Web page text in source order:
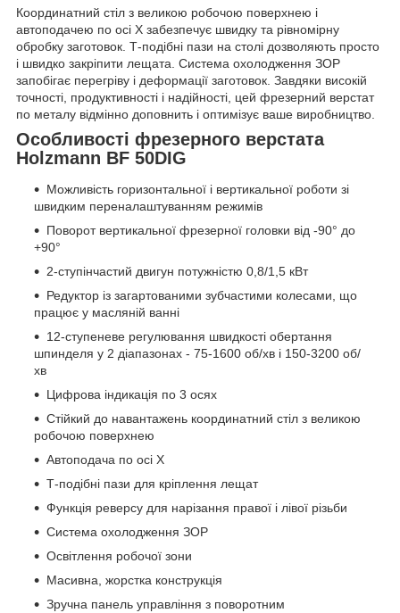
Координатний стіл з великою робочою поверхнею і
автоподачею по осі Х забезпечує швидку та рівномірну
обробку заготовок. Т-подібні пази на столі дозволяють просто
і швидко закріпити лещата. Система охолодження ЗОР
запобігає перегріву і деформації заготовок. Завдяки високій
точності, продуктивності і надійності, цей фрезерний верстат
по металу відмінно доповнить і оптимізує ваше виробництво.
Особливості фрезерного верстата
Holzmann BF 50DIG
Можливість горизонтальної і вертикальної роботи зі
швидким переналаштуванням режимів
Поворот вертикальної фрезерної головки від -90° до
+90°
2-ступінчастий двигун потужністю 0,8/1,5 кВт
Редуктор із загартованими зубчастими колесами, що
працює у масляній ванні
12-ступеневе регулювання швидкості обертання
шпинделя у 2 діапазонах - 75-1600 об/хв і 150-3200 об/
хв
Цифрова індикація по 3 осях
Стійкий до навантажень координатний стіл з великою
робочою поверхнею
Автоподача по осі Х
Т-подібні пази для кріплення лещат
Функція реверсу для нарізання правої і лівої різьби
Система охолодження ЗОР
Освітлення робочої зони
Масивна, жорстка конструкція
Зручна панель управління з поворотним